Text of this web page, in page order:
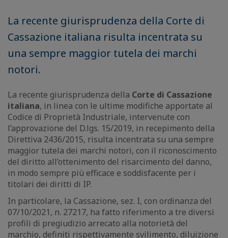
La recente giurisprudenza della Corte di
Cassazione italiana risulta incentrata su
una sempre maggior tutela dei marchi
notori.
La recente giurisprudenza della Corte di Cassazione
italiana, in linea con le ultime modifiche apportate al
Codice di Proprietà Industriale, intervenute con
l’approvazione del D.lgs. 15/2019, in recepimento della
Direttiva 2436/2015, risulta incentrata su una sempre
maggior tutela dei marchi notori, con il riconoscimento
del diritto all’ottenimento del risarcimento del danno,
in modo sempre più efficace e soddisfacente per i
titolari dei diritti di IP.
In particolare, la Cassazione, sez. I, con ordinanza del
07/10/2021, n. 27217, ha fatto riferimento a tre diversi
profili di pregiudizio arrecato alla notorietà del
marchio, definiti rispettivamente svilimento, diluizione